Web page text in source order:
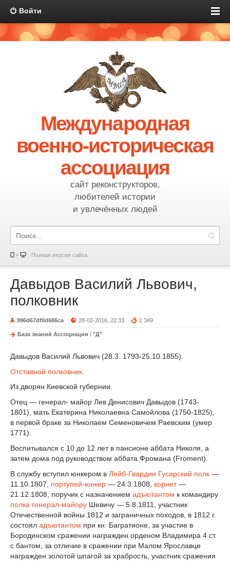
Войти
Международная
военно-историческая
ассоциация
сайт реконструкторов,
любителей истории
и увлечённых людей
Полная версия сайта
Давыдов Василий Львович,
полковник
996d67df0d686ca 28-02-2016, 22:33 1 349
База знаний Ассоциации / "Д"
Давыдов Василий Львович (28.3. 1793-25.10.1855).
Отставной полковник
Из дворян Киевской губернии.
Отец — генерал- майор Лев Денисович Давыдов (1743-
1801), мать Екатерина Николаевна Самойлова (1750-1825),
в первой браке за Николаем Семеновичем Раевским (умер
1771).
Воспитывался с 10 до 12 лет в пансионе аббата Николя, а
затем дома под руководством аббата Фромана (Froment).
В службу вступил юнкером в Лейб-Гвардии Гусарский полк —
11.10.1807, портупей-юнкер — 24.3.1808, корнет—
21.12.1808, поручик с назначением адъютантом к командиру
полка генерал-майору Шевичу — 5.8.1811, участник
Отечественной войны 1812 и заграничных походов, в 1812 г.
состоял адъютантом при кн. Багратионе, за участие в
Бородинском сражении награжден орденом Владимира 4 ст.
с бантом, за отличие в сражении при Малом Ярославце
награжден золотой шпагой за храбрость, участник сражения